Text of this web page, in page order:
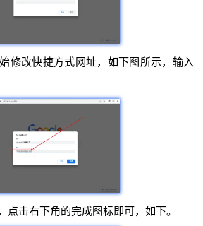
修改快捷方式网址，如下图所示，输入
点击右下角的完成图标即可，如下。